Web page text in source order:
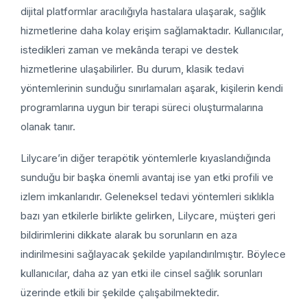
dijital platformlar aracılığıyla hastalara ulaşarak, sağlık
hizmetlerine daha kolay erişim sağlamaktadır. Kullanıcılar,
istedikleri zaman ve mekânda terapi ve destek
hizmetlerine ulaşabilirler. Bu durum, klasik tedavi
yöntemlerinin sunduğu sınırlamaları aşarak, kişilerin kendi
programlarına uygun bir terapi süreci oluşturmalarına
olanak tanır.
Lilycare’in diğer terapötik yöntemlerle kıyaslandığında
sunduğu bir başka önemli avantaj ise yan etki profili ve
izlem imkanlarıdır. Geleneksel tedavi yöntemleri sıklıkla
bazı yan etkilerle birlikte gelirken, Lilycare, müşteri geri
bildirimlerini dikkate alarak bu sorunların en aza
indirilmesini sağlayacak şekilde yapılandırılmıştır. Böylece
kullanıcılar, daha az yan etki ile cinsel sağlık sorunları
üzerinde etkili bir şekilde çalışabilmektedir.